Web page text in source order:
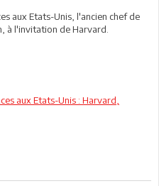
aux Etats-Unis, l'ancien chef de
à l'invitation de Harvard.
aux Etats-Unis : Harvard,